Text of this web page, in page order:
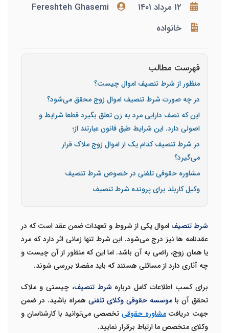
۱۲ مرداد ۱۴۰۱
Fereshteh Ghasemi
خانواده
فهرست مطالب
منظور از شرط تنصیف اموال چیست؟
در چه صورت شرط تنصیف اموال زوج محقق می‌شود؟
این که نصف دارایی مرد به زن تعلق بگیرد قطعا شرایط و
اصولی دارد. این شرایط طبق قانون عبارتند از؛
در شرط تنصیف کدام یک از اموال زوج ملاک قرار
می‌گیرد؟
مشاوره حقوقی تلفنی در خصوص شرط تنصیف
وکیل کاربلد برای پرونده شرط تنصیف
شرط تنصیف اموال یکی از شروط و تعهدات ضمن عقد است که در
عقدنامه ها نیز درج می‌شود. این شرط تنها زمانی اثر دارد که مرد
یا همان زوج، راضی به آن باشد. اما این که منظور از آن چیست و
چه آثاری دارد از مسائلی هستند که باید مفصلا بررسی شوند.
برای کسب اطلاعات کامل دربارهشرط تنصیف، چیستی و ملاک
تحقق آن با موسسه حقوقی وکلای تلفنی همراه باشید. در ضمن
جهت دریافتمشاوره حقوقی تخصصی می‌توانید با کارشناسان و
وکلای متخصص ما ارتباط برقرار نمایید.